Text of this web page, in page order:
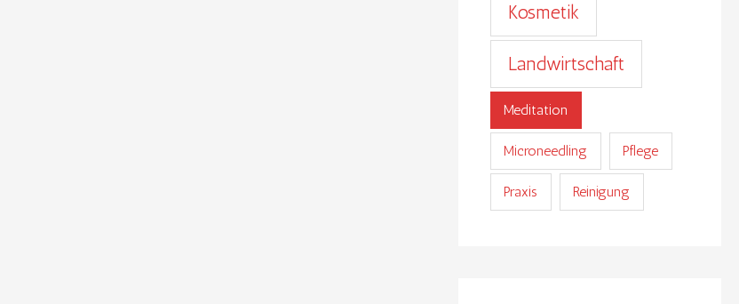
Kosmetik
Landwirtschaft
Meditation
Microneedling Pflege
Praxis Reinigung